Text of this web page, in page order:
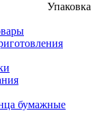
Упаковка
бумажные